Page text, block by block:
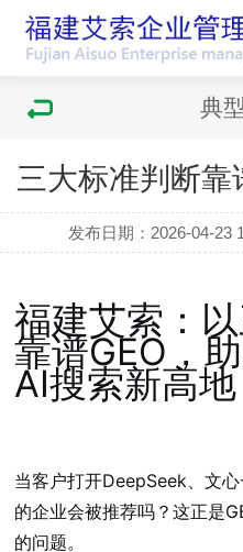
典
三大标准判断靠
发布日期：2026-04-23
福建艾索：
靠谱GEO，
AI搜索新高地
当客户打开DeepSeek、文
的企业会被推荐吗？这正是
的问题。